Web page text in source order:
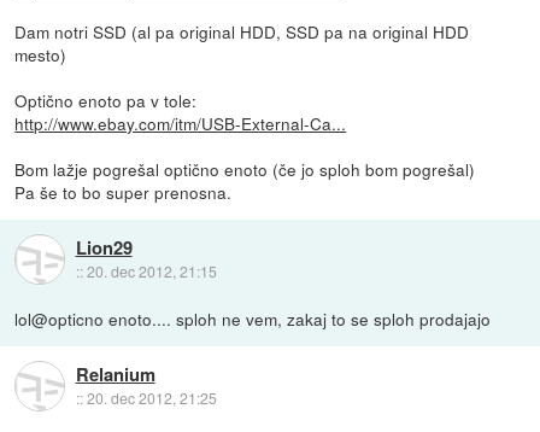
Dam notri SSD (al pa original HDD, SSD pa na original HDD
mesto)
Optično enoto pa v tole:
http://www.ebay.com/itm/USB-External-Ca...
Bom lažje pogrešal optično enoto (če jo sploh bom pogrešal)
Pa še to bo super prenosna.
Lion29
::20. dec 2012, 21:15
lol@opticno enoto.... sploh ne vem, zakaj to se sploh prodajajo
Relanium
::20. dec 2012, 21:25